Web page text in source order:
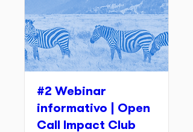
#2 Webinar
informativo | Open
Call Impact Club